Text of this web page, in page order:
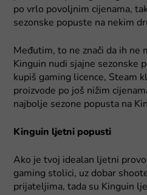
po vrlo povoljnim cijenama,
sezonske popuste na nekim
Međutim, to ne znači da ih ne
Kinguin nudi sjajne sezonske
kupiš gaming licence, Steam
proizvode po još nižim
najbolje sezone popusta na
Kinguin ljetni popusti
Ako je tvoj idealan ljetni
gaming stolici, uz dobar
prijateljima, tada su Kinguin